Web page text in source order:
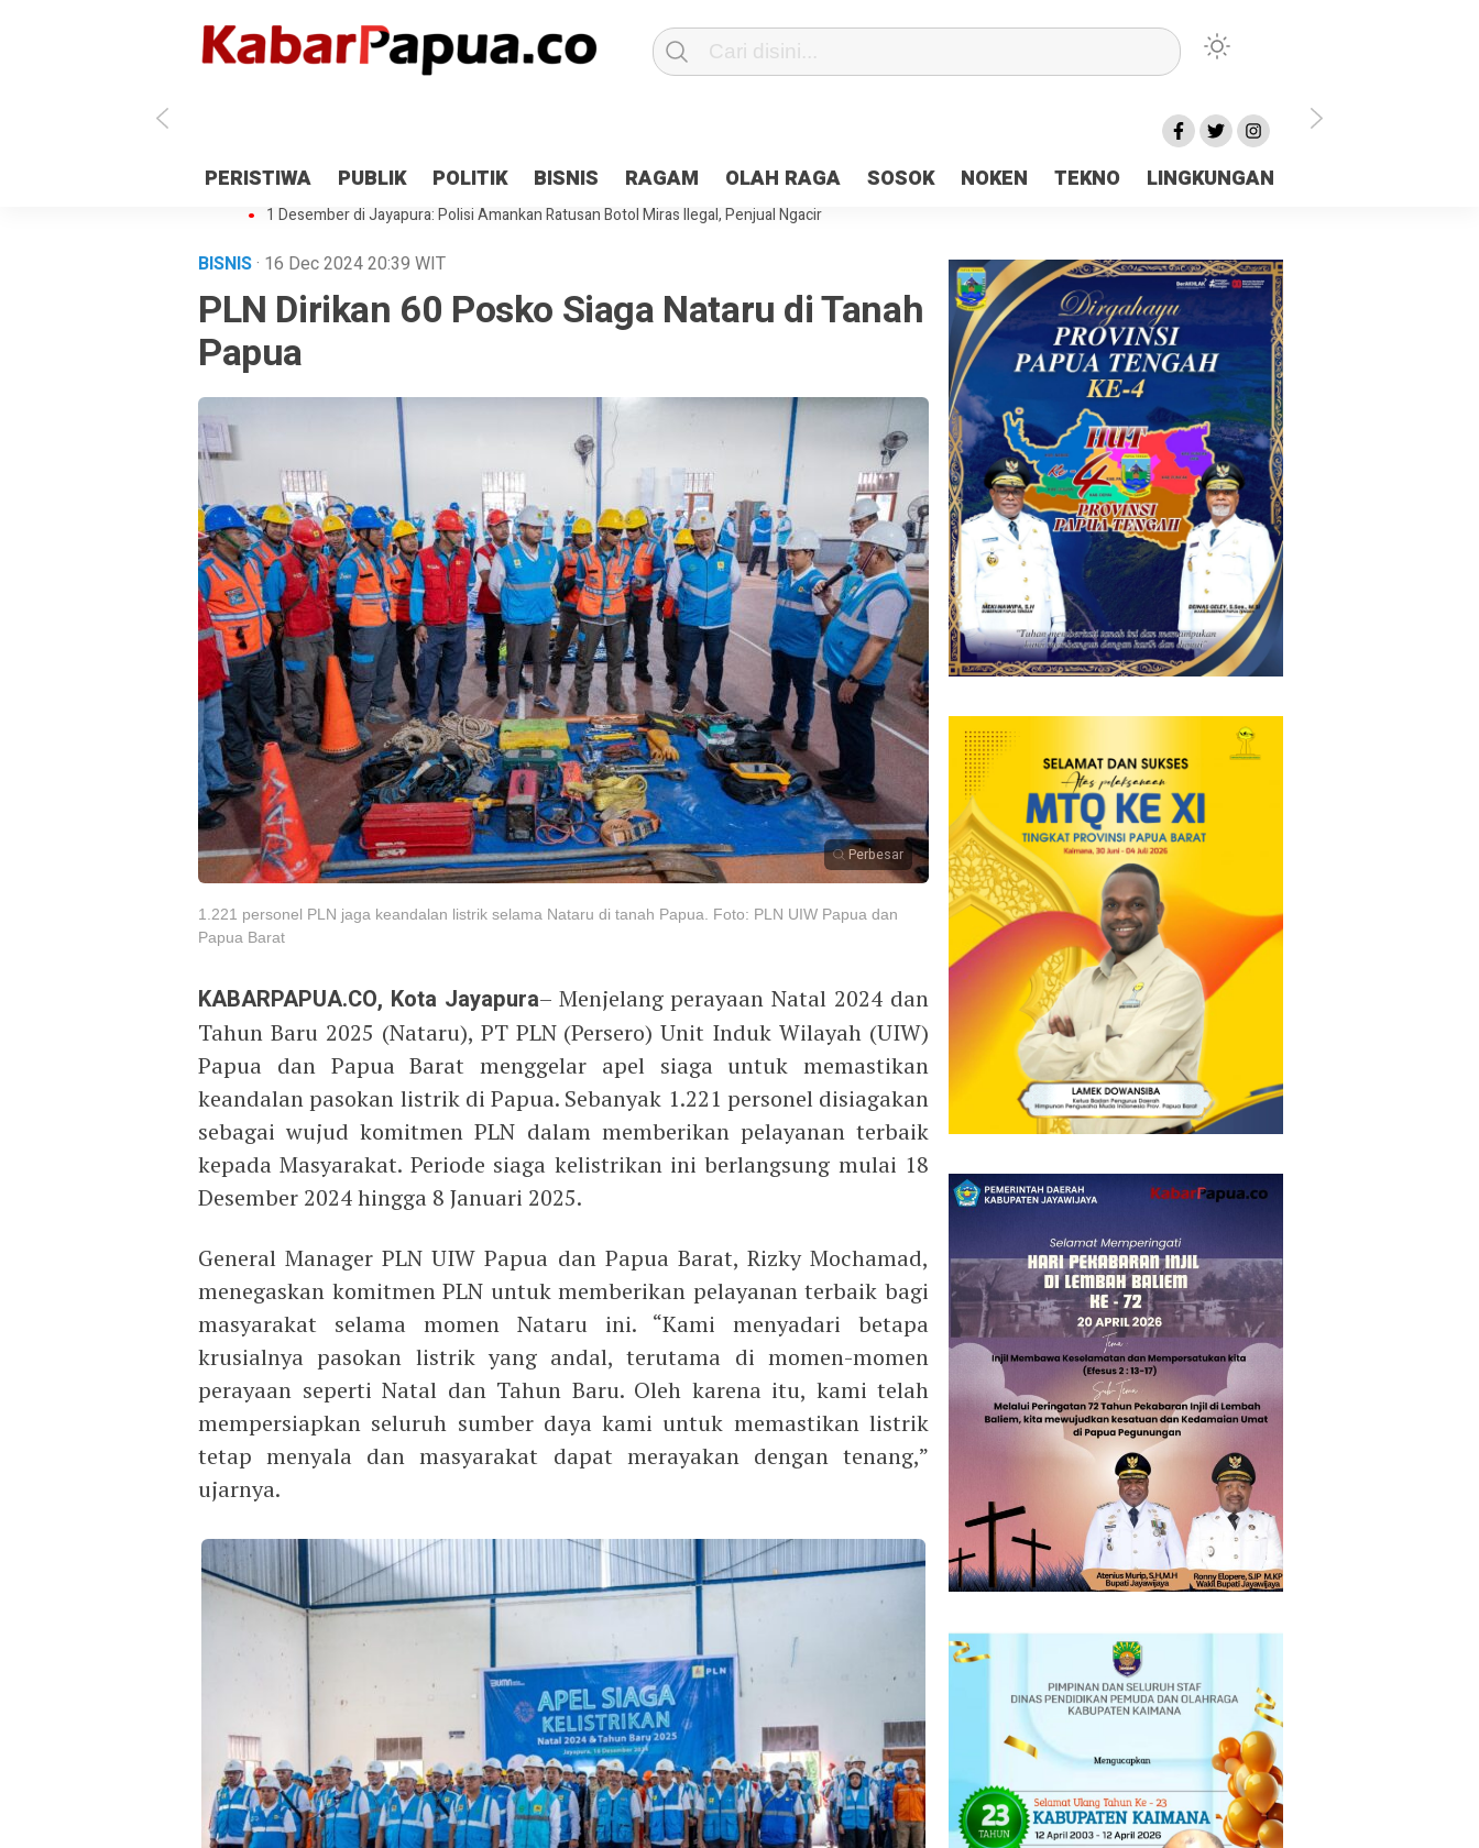
PERISTIWA PUBLIK POLITIK BISNIS RAGAM OLAH RAGA SOSOK NOKEN TEKNO LINGKUNGAN
Antisipasi 1 Desember, TNI Polri Patroli 2×24 jam di Kota Jayapura
Pesan Sejuk Polri di Deklarasi Pemilu Ceria Tanah Papua
Gedung Perpustakaan SMPN 5 Sentani Terbakar
Hibah Pilkada Jayapura Cair 10 Persen, Deposit Kas Daerah Rp23 Miliar Disorot
1 Desember di Jayapura: Polisi Amankan Ratusan Botol Miras Ilegal, Penjual Ngacir
BISNIS· 16 Dec 202420:39 WIT
PLN Dirikan 60 Posko Siaga Nataru di Tanah
Papua
Perbesar
1.221 personel PLN jaga keandalan listrik selama Nataru di tanah Papua. Foto: PLN UIW Papua dan
Papua Barat
KABARPAPUA.CO, Kota Jayapura– Menjelang perayaan Natal 2024 dan
Tahun Baru 2025 (Nataru), PT PLN (Persero) Unit Induk Wilayah (UIW)
Papua dan Papua Barat menggelar apel siaga untuk memastikan
keandalan pasokan listrik di Papua. Sebanyak 1.221 personel disiagakan
sebagai wujud komitmen PLN dalam memberikan pelayanan terbaik
kepada Masyarakat. Periode siaga kelistrikan ini berlangsung mulai 18
Desember 2024 hingga 8 Januari 2025.
General Manager PLN UIW Papua dan Papua Barat, Rizky Mochamad,
menegaskan komitmen PLN untuk memberikan pelayanan terbaik bagi
masyarakat selama momen Nataru ini. “Kami menyadari betapa
krusialnya pasokan listrik yang andal, terutama di momen-momen
perayaan seperti Natal dan Tahun Baru. Oleh karena itu, kami telah
mempersiapkan seluruh sumber daya kami untuk memastikan listrik
tetap menyala dan masyarakat dapat merayakan dengan tenang,”
ujarnya.